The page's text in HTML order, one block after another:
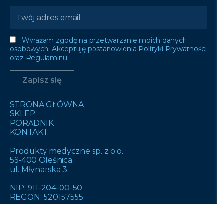
Wyrażam zgodę na przetwarzanie moich danych
osobowych. Akceptuję postanowienia Polityki Prywatności
oraz Regulaminu.
STRONA GŁÓWNA
SKLEP
PORADNIK
KONTAKT
Produkty medyczne sp. z o.o.
56-400 Oleśnica
ul. Młynarska 3
NIP: 911-204-00-50
REGON: 520157555